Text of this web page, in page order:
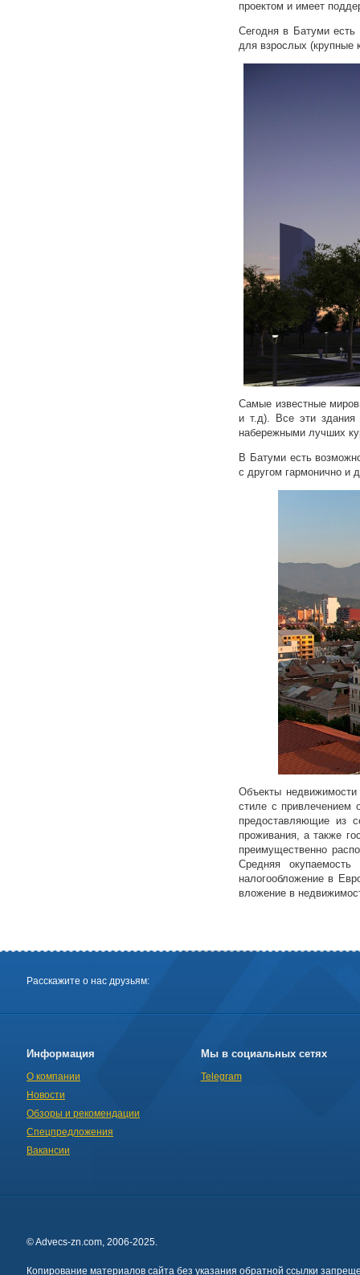
проектом и имеет
Сегодня в Батуми
для взрослых (крупные
Самые известные
и т.д). Все эти здания
набережными лучших
В Батуми есть
с другом гармонично и
Объекты недвижимости
стиле с привлечением
предоставляющие из
проживания, а также
преимущественно
Средняя
налогообложение в
вложение в
Расскажите о нас друзьям:
Информация
О компании
Новости
Обзоры и рекомендации
Спецпредложения
Вакансии
Мы в социальных сетях
Telegram
© Advecs-zn.com, 2006-2025.
Копирование материалов сайта без указания обратной ссылки